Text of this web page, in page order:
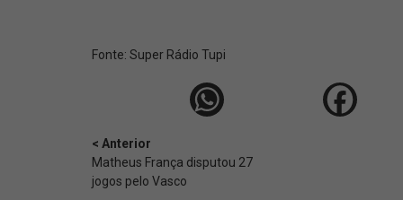
Fonte: Super Rádio Tupi
< Anterior
Matheus França disputou 27
jogos pelo Vasco